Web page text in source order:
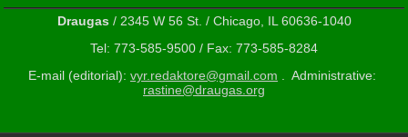
Draugas/ 2345 W 56 St. / Chicago, IL 60636-1040
Tel: 773-585-9500 / Fax: 773-585-8284
E-mail (editorial): vyr.redaktore@gmail.com . Administrative:
rastine@draugas.org